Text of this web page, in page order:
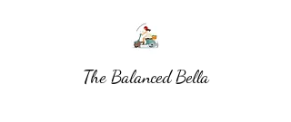
The Balanced Bella